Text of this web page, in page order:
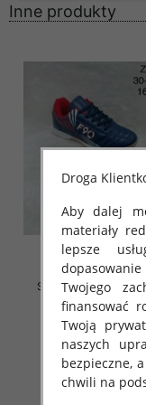
Inne produkty
Sportowe Chłopięca
36/16 par
37.00 zł
szczegóły
Droga
Aby dalej
materiały
lepsze
Twojego
finansować
Twoją
naszych
bezpieczne,
chwili na